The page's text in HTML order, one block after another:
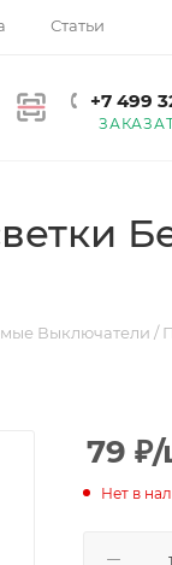
Статьи
+7 499
Выключатели /
79 ₽/
Нет в